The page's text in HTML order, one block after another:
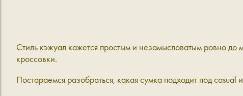
Стиль кэжуал кажется простым и незамысловатым ровно до
кроссовки.
Постараемся разобраться, какая сумка подходит под